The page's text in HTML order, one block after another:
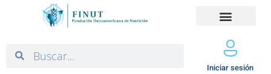
Iniciar sesión